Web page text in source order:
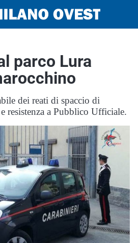
parco Lura
dei reati di spaccio di
resistenza a Pubblico Ufficiale.